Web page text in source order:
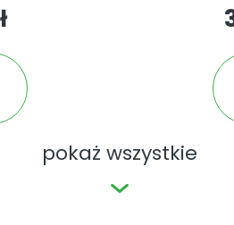
pokaż wszystkie